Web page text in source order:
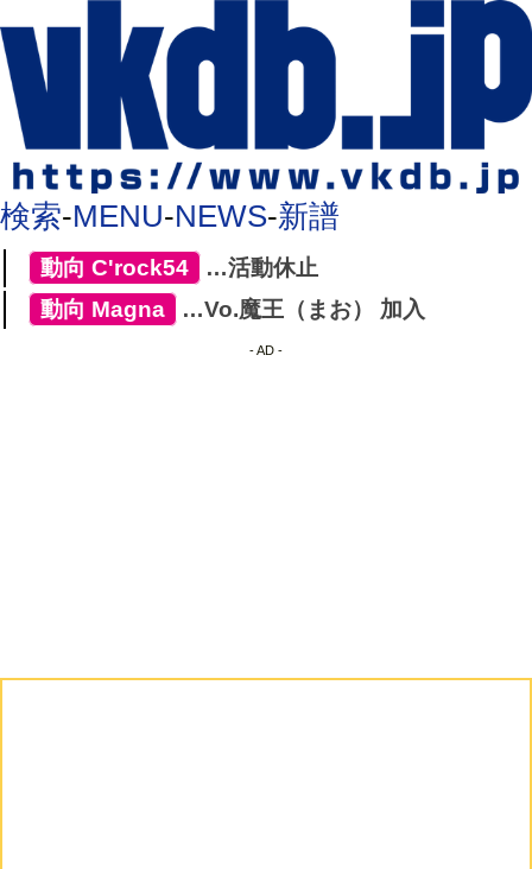
検索-MENU-NEWS-新譜
動向 C'rock54]
…活動休止
動向 Magna] …Vo.魔王（まお） 加入
- AD -